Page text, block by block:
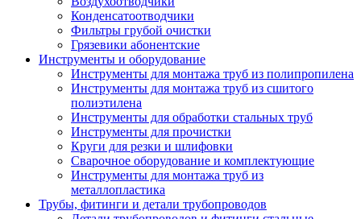
Конденсатоотводчики
Фильтры грубой очистки
Грязевики абонентские
Инструменты и оборудование
Инструменты для монтажа труб из полипропилена
Инструменты для монтажа труб из сшитого
полиэтилена
Инструменты для обработки стальных труб
Инструменты для прочистки
Круги для резки и шлифовки
Сварочное оборудование и комплектующие
Инструменты для монтажа труб из
металлопластика
Трубы, фитинги и детали трубопроводов